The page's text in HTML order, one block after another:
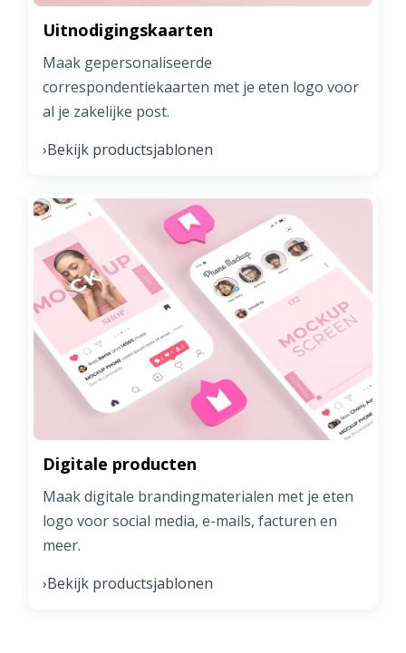
Uitnodigingskaarten
Maak gepersonaliseerde
correspondentiekaarten met je eten logo voor
al je zakelijke post.
›Bekijk productsjablonen
Digitale producten
Maak digitale brandingmaterialen met je eten
logo voor social media, e-mails, facturen en
meer.
›Bekijk productsjablonen